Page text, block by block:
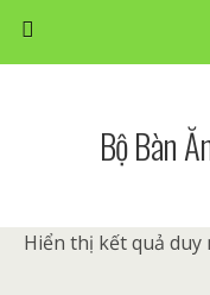
Bộ Bàn
Hiển thị kết quả duy